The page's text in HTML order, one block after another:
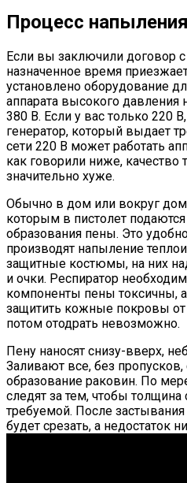
Процесс напыления
Если вы заключили договор
назначенное время
установлено оборудование
аппарата высокого
380 В. Если у вас только 220
генератор, который выдает
сети 220 В может работать
как говорили ниже, качество
значительно хуже.
Обычно в дом или вокруг
которым в пистолет
образования пены. Это
производят напыление
защитные костюмы, на них
и очки. Респиратор
компоненты пены токсичны,
защитить кожные покровы
потом отодрать невозможно.
Пену наносят снизу-вверх,
Заливают все, без пропусков,
образование раковин. По
следят за тем, чтобы
требуемой. После
будет срезать, а недостаток